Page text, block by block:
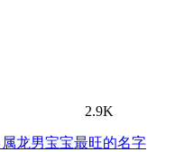
2.9K
龙男宝宝最旺的名字